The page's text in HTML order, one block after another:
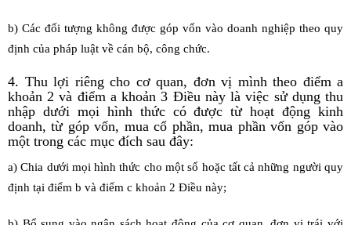
b) Các đối tượng không được góp vốn vào doanh nghiệp theo quy
định của pháp luật về cán bộ, công chức.
4. Thu lợi riêng cho cơ quan, đơn vị mình theo điểm a
khoản 2 và điểm a khoản 3 Điều này là việc sử dụng thu
nhập dưới mọi hình thức có được từ hoạt động kinh
doanh, từ góp vốn, mua cổ phần, mua phần vốn góp vào
một trong các mục đích sau đây:
a) Chia dưới mọi hình thức cho một số hoặc tất cả những người quy
định tại điểm b và điểm c khoản 2 Điều này;